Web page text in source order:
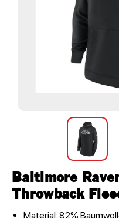
Baltimore
Throwback
Material: 82%